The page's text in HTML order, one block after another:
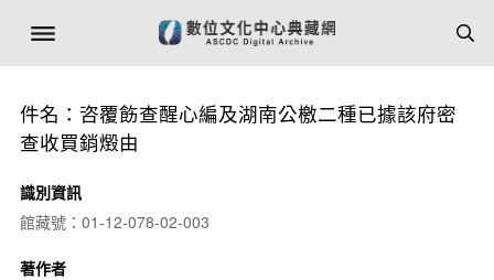
件名：咨覆飭查醒心編及湖南公檄二種已據該府密
查收買銷燬由
識別資訊
館藏號：01-12-078-02-003
著作者